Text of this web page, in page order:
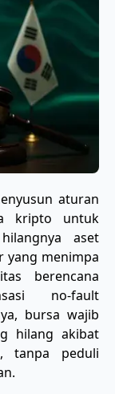
aturan
kripto untuk
aset
yang menimpa
berencana
no-fault
bursa wajib
hilang akibat
tanpa peduli